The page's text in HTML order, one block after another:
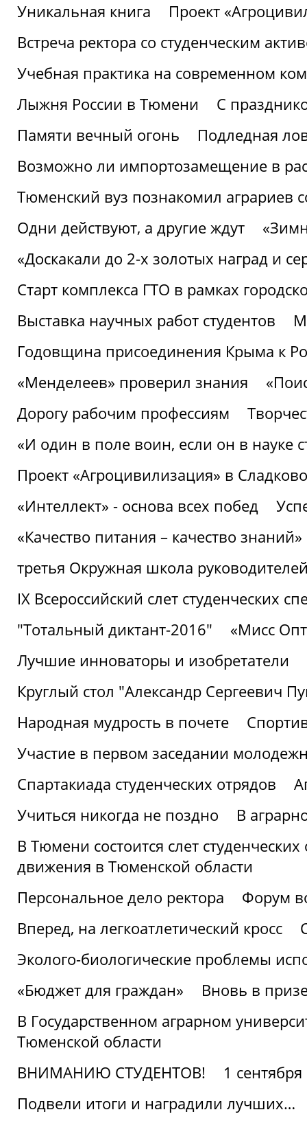
Уникальная книга
Проект
Встреча ректора со студенческим
Учебная практика на современном
Лыжня России в Тюмени
С
Памяти вечный огонь
Подледная
Возможно ли импортозамещение в
Тюменский вуз познакомил аграриев
Одни действуют, а другие ждут
«Доскакали до 2-х золотых наград и
Старт комплекса ГТО в рамках
Выставка научных работ студентов
Годовщина присоединения Крыма к
«Менделеев» проверил знания
Дорогу рабочим профессиям
«И один в поле воин, если он в науке
Проект «Агроцивилизация» в Сладково
«Интеллект» - основа всех побед
«Качество питания – качество знаний»
третья Окружная школа
IХ Всероссийский слет студенческих
"Тотальный диктант-2016"
«Мисс
Лучшие инноваторы и изобретатели
Круглый стол "Александр Сергеевич
Народная мудрость в почете
Участие в первом заседании
Спартакиада студенческих отрядов
Учиться никогда не поздно
В
В Тюмени состоится слет
движения в Тюменской области
Персональное дело ректора
Форум
Вперед, на легкоатлетический кросс
Эколого-биологические проблемы
«Бюджет для граждан»
Вновь в
В Государственном аграрном
Тюменской области
ВНИМАНИЮ СТУДЕНТОВ!
1 сентября
Подвели итоги и наградили лучших…